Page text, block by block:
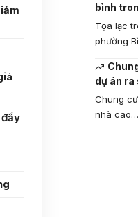
bình
Tọa lạc
phường
dự án ra
Chung
nhà cao…